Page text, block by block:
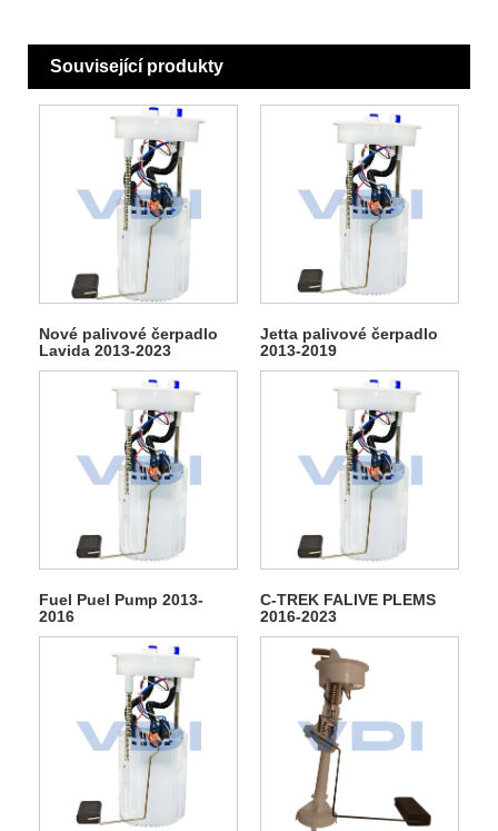
Související produkty
Nové palivové čerpadlo
Lavida 2013-2023
Jetta palivové čerpadlo
2013-2019
Fuel Puel Pump 2013-
2016
C-TREK FALIVE PLEMS
2016-2023